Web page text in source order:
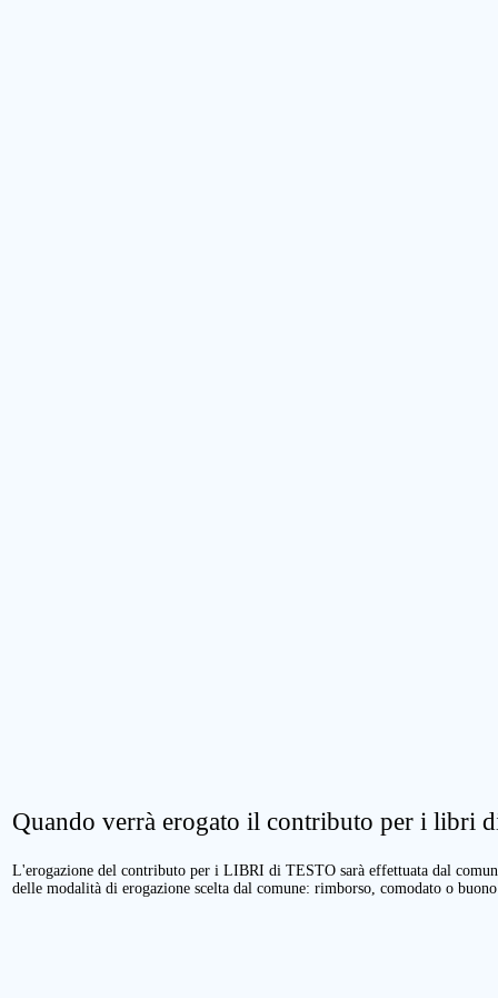
Quando verrà erogato il contributo per i libri
L'erogazione del contributo per i LIBRI di TESTO sarà effettuata dal
delle modalità di erogazione scelta dal comune: rimborso, comodato o